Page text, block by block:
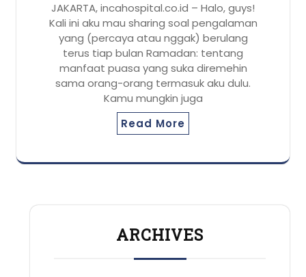
JAKARTA, incahospital.co.id – Halo, guys!
Kali ini aku mau sharing soal pengalaman
yang (percaya atau nggak) berulang
terus tiap bulan Ramadan: tentang
manfaat puasa yang suka diremehin
sama orang-orang termasuk aku dulu.
Kamu mungkin juga
Read More
ARCHIVES